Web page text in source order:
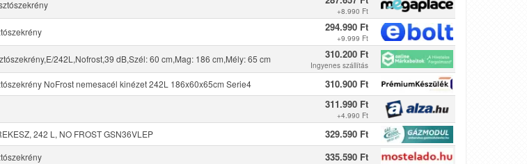
+8.990 Ft
294.990 Ft
+9.999 Ft
242L,Nofrost,39 dB,Szél: 60 cm,Mag: 186 cm,Mély: 65 cm 310.200 Ft
Ingyenes szállítás
NoFrost nemesacél kinézet 242L 186x60x65cm Serie4 310.900 Ft
311.990 Ft
+4.990 Ft
242 L, NO FROST GSN36VLEP 329.590 Ft
335.590 Ft